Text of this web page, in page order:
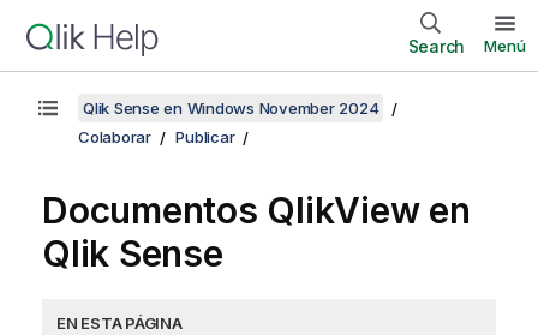
Search Menú
Qlik Sense en Windows November 2024
Colaborar
Publicar
Documentos QlikViewen
Qlik Sense
EN ESTA PÁGINA